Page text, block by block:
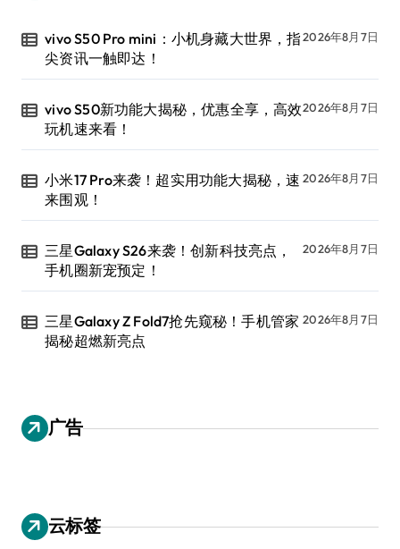
vivo S50 Pro mini：小机身藏大世界，指
尖资讯一触即达！
2026年8月7日
vivo S50新功能大揭秘，优惠全享，高效
玩机速来看！
2026年8月7日
小米17 Pro来袭！超实用功能大揭秘，速
来围观！
2026年8月7日
三星Galaxy S26来袭！创新科技亮点，
手机圈新宠预定！
2026年8月7日
三星Galaxy Z Fold7抢先窥秘！手机管家
揭秘超燃新亮点
2026年8月7日
广告
云标签